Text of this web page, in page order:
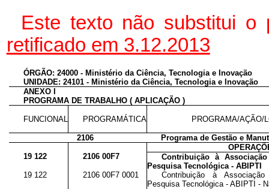
Este texto não substitui o
retificado em 3.12.2013
ÓRGÃO: 24000 - Ministério da Ciência, Tecnologia e Inovação
UNIDADE: 24101 - Ministério da Ciência, Tecnologia e Inovação
ANEXO I
PROGRAMA DE TRABALHO ( APLICAÇÃO )
FUNCIONAL PROGRAMÁTICA PROGRAMA/AÇÃO/
2106
Programa de Gestão e
19 122
2106 00F7
Contribuição à
Pesquisa Tecnológica - ABIPTI
19 122
2106 00F7 0001
Contribuição à
Pesquisa Tecnológica - ABIPTI -